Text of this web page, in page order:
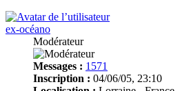
ex-océano
Modérateur
Messages : 1571
Inscription : 04/06/05, 23:10